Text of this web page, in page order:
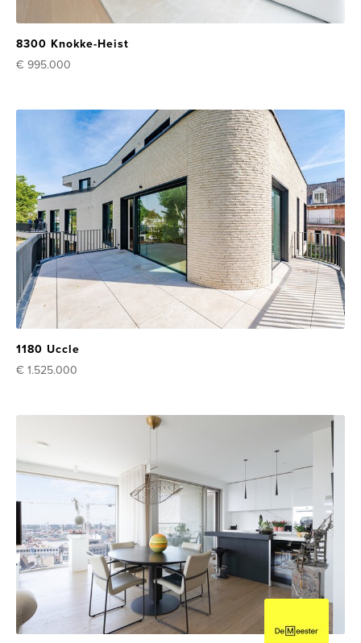
8300 Knokke-Heist
€ 995.000
1180 Uccle
€ 1.525.000